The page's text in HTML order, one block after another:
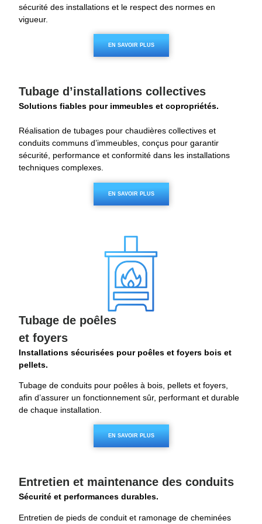
sécurité des installations et le respect des normes en
vigueur.
EN SAVOIR PLUS
Tubage d’installations collectives
Solutions fiables pour immeubles et copropriétés.
Réalisation de tubages pour chaudières collectives et
conduits communs d’immeubles, conçus pour garantir
sécurité, performance et conformité dans les installations
techniques complexes.
EN SAVOIR PLUS
Tubage de poêles
et foyers
Installations sécurisées pour poêles et foyers bois et
pellets.
Tubage de conduits pour poêles à bois, pellets et foyers,
afin d’assurer un fonctionnement sûr, performant et durable
de chaque installation.
EN SAVOIR PLUS
Entretien et maintenance des conduits
Sécurité et performances durables.
Entretien de pieds de conduit et ramonage de cheminées